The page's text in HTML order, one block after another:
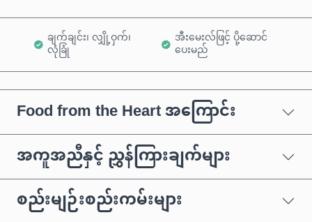
ချက်ချင်း၊ လျှို့ဝှက်၊
လုံခြုံ
အီးမေးလ်ဖြင့် ပို့ဆောင်
ပေးမည်
Food from the Heart အကြောင်း
အကူအညီနှင့် ညွှန်ကြားချက်များ
စည်းမျဉ်းစည်းကမ်းများ